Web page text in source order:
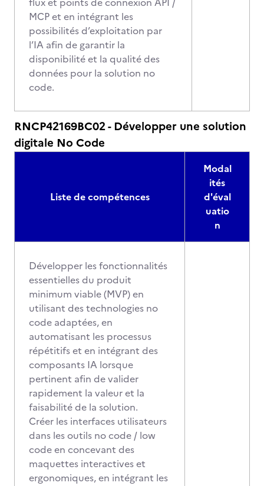
MCP et en intégrant les
possibilités d’exploitation par
l’IA afin de garantir la
disponibilité et la qualité des
données pour la solution no
code.
RNCP42169BC02 - Développer une solution
digitale No Code
Liste de compétences
Modal
ités
d'éval
uatio
n
Développer les fonctionnalités
essentielles du produit
minimum viable (MVP) en
utilisant des technologies no
code adaptées, en
automatisant les processus
répétitifs et en intégrant des
composants IA lorsque
pertinent afin de valider
rapidement la valeur et la
faisabilité de la solution.
Créer les interfaces utilisateurs
dans les outils no code / low
code en concevant des
maquettes interactives et
ergonomiques, en intégrant les